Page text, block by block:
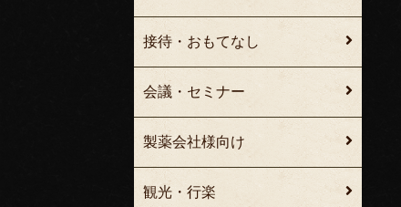
接待・おもてなし
会議・セミナー
製薬会社様向け
観光・行楽